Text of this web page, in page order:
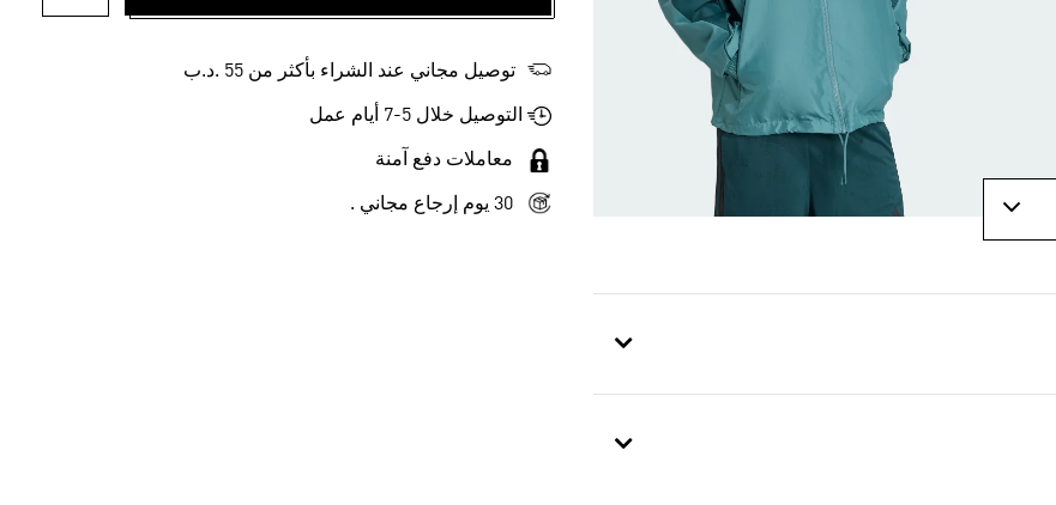
توصيل مجاني عند الشراء بأكثر من 55 .د.ب‎
التوصيل خلال 5-7 أيام عمل
معاملات دفع آمنة
30 يوم إرجاع مجاني .